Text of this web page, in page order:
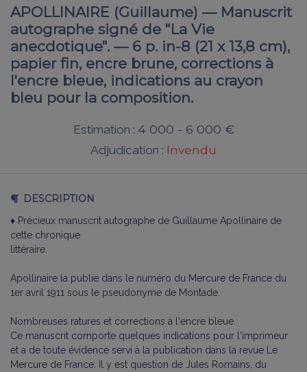
APOLLINAIRE (Guillaume) — Manuscrit
autographe signé de "La Vie
anecdotique". — 6 p. in-8 (21 x 13,8 cm),
papier fin, encre brune, corrections à
l'encre bleue, indications au crayon
bleu pour la composition.
Estimation : 4 000 - 6 000 €
Adjudication : Invendu
DESCRIPTION
♦ Précieux manuscrit autographe de Guillaume Apollinaire de
cette chronique
littéraire.
Apollinaire la publie dans le numéro du Mercure de France du
1er avril 1911 sous le pseudonyme de Montade.
Nombreuses ratures et corrections à l'encre bleue.
Ce manuscrit comporte quelques indications pour l'imprimeur
et a de toute évidence servi à la publication dans la revue Le
Mercure de France. Il y est question de Jules Romains, du